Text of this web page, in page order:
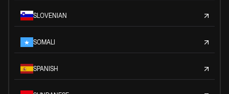
SLOVENIAN
SOMALI
SPANISH